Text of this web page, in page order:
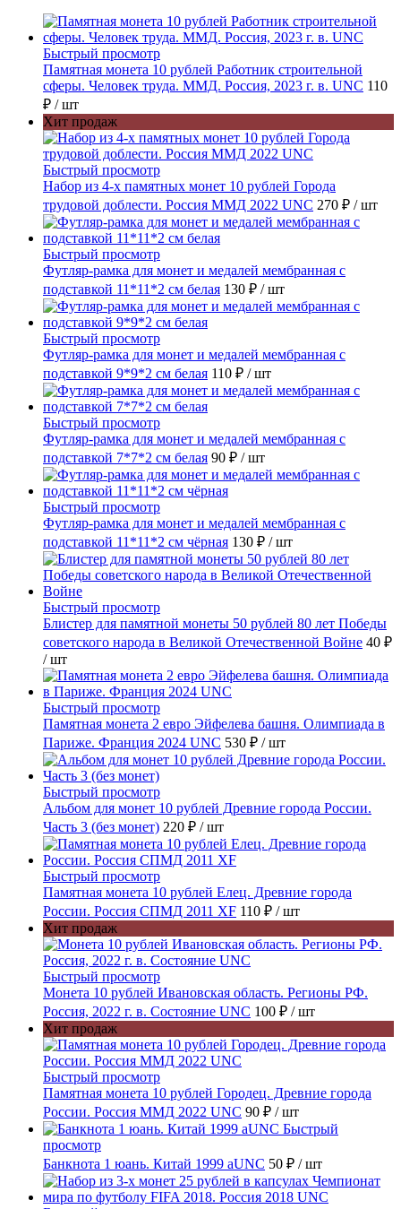
Быстрый просмотр
Памятная монета 10 рублей Работник строительной
сферы. Человек труда. ММД. Россия, 2023 г. в. UNC 110
₽ / шт
Хит продаж
Быстрый просмотр
Набор из 4-х памятных монет 10 рублей Города
трудовой доблести. Россия ММД 2022 UNC 270 ₽ / шт
Быстрый просмотр
Футляр-рамка для монет и медалей мембранная с
подставкой 11*11*2 см белая 130 ₽ / шт
Быстрый просмотр
Футляр-рамка для монет и медалей мембранная с
подставкой 9*9*2 см белая 110 ₽ / шт
Быстрый просмотр
Футляр-рамка для монет и медалей мембранная с
подставкой 7*7*2 см белая 90 ₽ / шт
Быстрый просмотр
Футляр-рамка для монет и медалей мембранная с
подставкой 11*11*2 см чёрная 130 ₽ / шт
Быстрый просмотр
Блистер для памятной монеты 50 рублей 80 лет Победы
советского народа в Великой Отечественной Войне 40 ₽
/ шт
Быстрый просмотр
Памятная монета 2 евро Эйфелева башня. Олимпиада в
Париже. Франция 2024 UNC 530 ₽ / шт
Быстрый просмотр
Альбом для монет 10 рублей Древние города России.
Часть 3 (без монет) 220 ₽ / шт
Быстрый просмотр
Памятная монета 10 рублей Елец. Древние города
России. Россия СПМД 2011 XF 110 ₽ / шт
Хит продаж
Быстрый просмотр
Монета 10 рублей Ивановская область. Регионы РФ.
Россия, 2022 г. в. Состояние UNC 100 ₽ / шт
Хит продаж
Быстрый просмотр
Памятная монета 10 рублей Городец. Древние города
России. Россия ММД 2022 UNC 90 ₽ / шт
Быстрый
просмотр
Банкнота 1 юань. Китай 1999 aUNC 50 ₽ / шт